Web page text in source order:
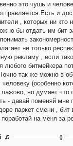
это чушь и
и
, которых ни кто
бы отдать им бит
не только
рекламу , если
любого битмейкера
так же можно в
человеку (особенно
лажово, но думает что
- давай поменяй мне
паркет смени , бит
поработай на меня за
0